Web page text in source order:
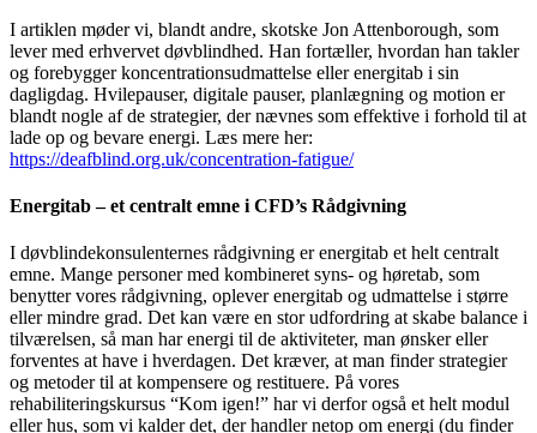
I artiklen møder vi, blandt andre, skotske Jon Attenborough, som
lever med erhvervet døvblindhed. Han fortæller, hvordan han takler
og forebygger koncentrationsudmattelse eller energitab i sin
dagligdag. Hvilepauser, digitale pauser, planlægning og motion er
blandt nogle af de strategier, der nævnes som effektive i forhold til at
lade op og bevare energi. Læs mere her:
https://deafblind.org.uk/concentration-fatigue/
Energitab – et centralt emne i CFD’s Rådgivning
I døvblindekonsulenternes rådgivning er energitab et helt centralt
emne. Mange personer med kombineret syns- og høretab, som
benytter vores rådgivning, oplever energitab og udmattelse i større
eller mindre grad. Det kan være en stor udfordring at skabe balance i
tilværelsen, så man har energi til de aktiviteter, man ønsker eller
forventes at have i hverdagen. Det kræver, at man finder strategier
og metoder til at kompensere og restituere. På vores
rehabiliteringskursus “Kom igen!” har vi derfor også et helt modul
eller hus, som vi kalder det, der handler netop om energi (du finder